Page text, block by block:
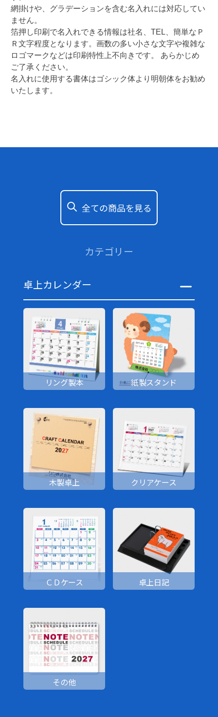
網掛けや、グラデーションを含む名入れには対応してい
ません。
箔押し印刷で名入れできる情報は社名、TEL、簡単なＰ
Ｒ文字程度となります。画数の多い小さな文字や複雑な
ロゴマークなどは印刷特性上不向きです。 あらかじめ
ご了承ください。
名入れに使用する書体はゴシック体より明朝体をお勧め
いたします。
全ての商品を見る
カテゴリー
卓上カレンダー
リング製本 紙製スタンド
木製卓上 クリアケース
ＣＤケース 卓上日記
その他